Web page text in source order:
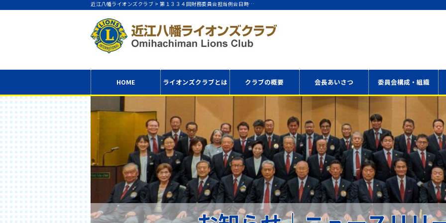
近江八幡ライオンズクラブ >第１３３４回財務委員会担当例会日時…
HOME ライオンズクラブとは クラブの概要 会長あいさつ 委員会構成・組織